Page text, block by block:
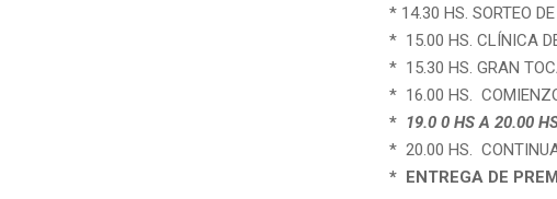
* 14.30 HS. SORTEO
* 15.00 HS. CLÍNICA
* 15.30 HS. GRAN
* 16.00 HS.
* 19.0 0 HS A 20.00
* 20.00 HS.
* ENTREGA DE